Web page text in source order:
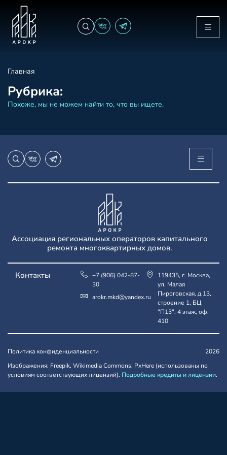
Главная
Рубрика:
Похоже, мы не можем найти то, что вы ищете.
Ассоциация региональных операторов капитального
ремонта многоквартирных домов.
Контакты
+7 (906) 042-87-
30
arokr.mkd@yandex.ru
119435, г. Москва,
ул. Малая
Пироговская, д.13,
строение 1, БЦ
"П13", 4 этаж, оф.
410
Политика конфиденциальности
Изображения: Freepik, Wikimedia Commons, PxHere (использованы по
условиям соответствующих лицензий). Подробные кредиты и лицензии.
2026